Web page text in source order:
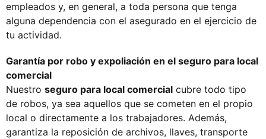
empleados y, en general, a toda persona que tenga
alguna dependencia con el asegurado en el ejercicio de
tu actividad.
Garantía por robo y expoliación en el seguro para local
comercial
Nuestro seguro para local comercialcubre todo tipo
de robos, ya sea aquellos que se cometen en el propio
local o directamente a los trabajadores. Además,
garantiza la reposición de archivos, llaves, transporte